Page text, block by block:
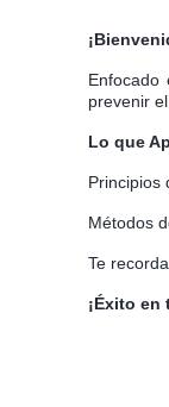
Enfocado
prevenir
Lo que
Principios
Métodos
Te
¡Éxito